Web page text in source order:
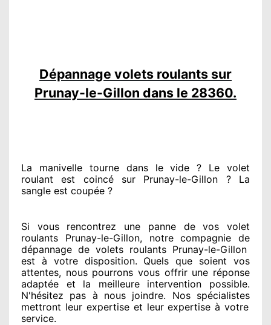
Dépannage volets roulants sur
Prunay-le-Gillon dans le 28360.
La manivelle tourne dans le vide ? Le volet
roulant est coincésur Prunay-le-Gillon ? La
sangle est coupée ?
Si vous rencontrez une panne de vos volet
roulants Prunay-le-Gillon, notre compagnie de
dépannage de volets roulants Prunay-le-Gillon
est à votre disposition. Quels que soient vos
attentes, nous pourrons vous offrirune réponse
adaptée et la meilleure intervention possible.
N'hésitez pas à nous joindre. Nos spécialistes
mettront leur expertiseet leur expertise à votre
service.